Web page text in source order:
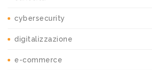
cybersecurity
digitalizzazione
e-commerce